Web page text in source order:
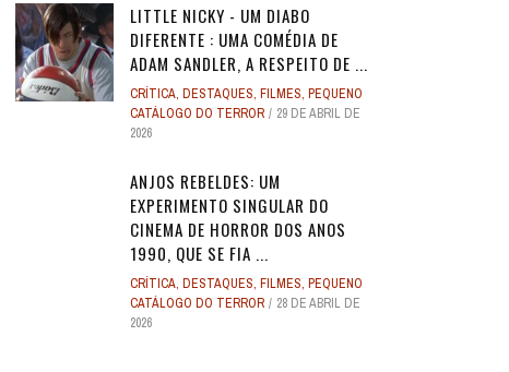
LITTLE NICKY - UM DIABO
DIFERENTE : UMA COMÉDIA DE
ADAM SANDLER, A RESPEITO DE ...
CRÍTICA, DESTAQUES, FILMES, PEQUENO
CATÁLOGO DO TERROR
29 DE ABRIL DE
2026
ANJOS REBELDES: UM
EXPERIMENTO SINGULAR DO
CINEMA DE HORROR DOS ANOS
1990, QUE SE FIA ...
CRÍTICA, DESTAQUES, FILMES, PEQUENO
CATÁLOGO DO TERROR
28 DE ABRIL DE
2026